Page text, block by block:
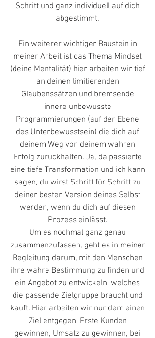
Schritt und ganz individuell auf dich
abgestimmt.
Ein weiterer wichtiger Baustein in
meiner Arbeit ist das Thema Mindset
(deine Mentalität) hier arbeiten wir tief
an deinen limitierenden
Glaubenssätzen und bremsende
innere unbewusste
Programmierungen (auf der Ebene
des Unterbewusstsein) die dich auf
deinem Weg von deinem wahren
Erfolg zurückhalten. Ja, da passierte
eine tiefe Transformation und ich kann
sagen, du wirst Schritt für Schritt zu
deiner besten Version deines Selbst
werden, wenn du dich auf diesen
Prozess einlässt.
Um es nochmal ganz genau
zusammenzufassen, geht es in meiner
Begleitung darum, mit den Menschen
ihre wahre Bestimmung zu finden und
ein Angebot zu entwickeln, welches
die passende Zielgruppe braucht und
kauft. Hier arbeiten wir nur dem einen
Ziel entgegen: Erste Kunden
gewinnen, Umsatz zu gewinnen, bei